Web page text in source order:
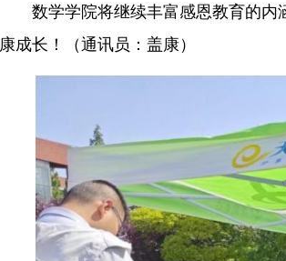
数学学院将继续丰富感恩教育的
康成长！（通讯员：盖康）